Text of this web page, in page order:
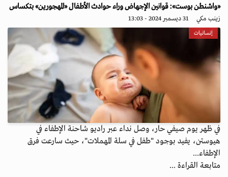
«واشنطن بوست»: قوانين الإجهاض وراء حوادث الأطفال «المهجورين» بتكساس
زينب مكي 31 ديسمبر 2024 - 13:03
إنسانيات
في ظهر يوم صيفي حار، وصل نداء عبر راديو شاحنة الإطفاء في
هيوستن، يفيد بوجود "طفل في سلة المهملات"، حيث سارعت فرق
الإطفاء...
متابعة القراءة ...